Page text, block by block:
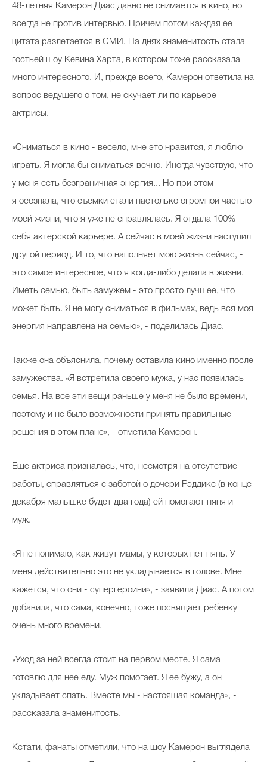
48-летняя Камерон Диас давно не снимается в кино, но
всегда не против интервью. Причем потом каждая ее
цитата разлетается в СМИ. На днях знаменитость стала
гостьей шоу Кевина Харта, в котором тоже рассказала
много интересного. И, прежде всего, Камерон ответила на
вопрос ведущего о том, не скучает ли по карьере
актрисы.
«Сниматься в кино - весело, мне это нравится, я люблю
играть. Я могла бы сниматься вечно. Иногда чувствую, что
у меня есть безграничная энергия... Но при этом
я осознала, что съемки стали настолько огромной частью
моей жизни, что я уже не справлялась. Я отдала 100%
себя актерской карьере. А сейчас в моей жизни наступил
другой период. И то, что наполняет мою жизнь сейчас, -
это самое интересное, что я когда-либо делала в жизни.
Иметь семью, быть замужем - это просто лучшее, что
может быть. Я не могу сниматься в фильмах, ведь вся моя
энергия направлена на семью», - поделилась Диас.
Также она объяснила, почему оставила кино именно после
замужества. «Я встретила своего мужа, у нас появилась
семья. На все эти вещи раньше у меня не было времени,
поэтому и не было возможности принять правильные
решения в этом плане», - отметила Камерон.
Еще актриса призналась, что, несмотря на отсутствие
работы, справляться с заботой о дочери Рэддикс (в конце
декабря малышке будет два года) ей помогают няня и
муж.
«Я не понимаю, как живут мамы, у которых нет нянь. У
меня действительно это не укладывается в голове. Мне
кажется, что они - супергероини», - заявила Диас. А потом
добавила, что сама, конечно, тоже посвящает ребенку
очень много времени.
«Уход за ней всегда стоит на первом месте. Я сама
готовлю для нее еду. Муж помогает. Я ее бужу, а он
укладывает спать. Вместе мы - настоящая команда», -
рассказала знаменитость.
Кстати, фанаты отметили, что на шоу Камерон выглядела